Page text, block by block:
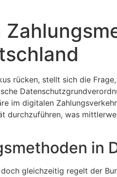
rücken, stellt sich die
im digitalen
durchzuführen, was
in
gleichzeitig regelt der